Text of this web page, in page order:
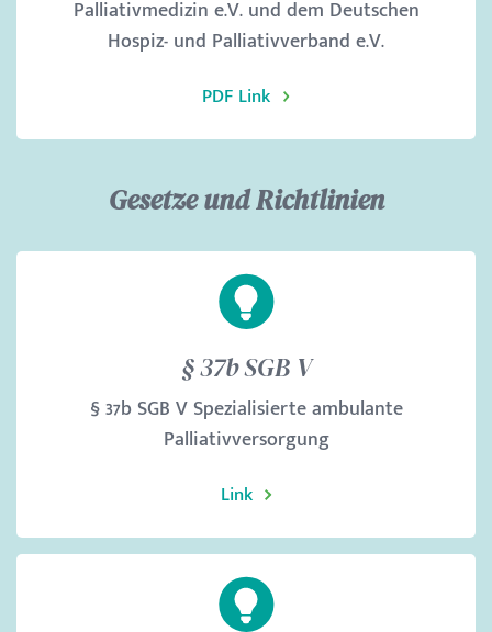
Palliativmedizin e.V. und dem Deutschen
Hospiz- und Palliativverband e.V.
PDF Link
Gesetze und Richtlinien
§ 37b SGB V
§ 37b SGB V Spezialisierte ambulante
Palliativversorgung
Link